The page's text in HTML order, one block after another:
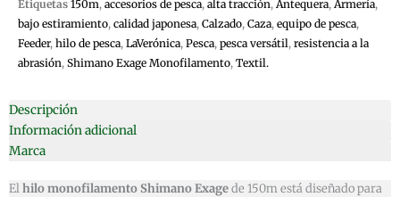
Etiquetas 150m, accesorios de pesca, alta tracción, Antequera, Armería,
bajo estiramiento, calidad japonesa, Calzado, Caza, equipo de pesca,
Feeder, hilo de pesca, LaVerónica, Pesca, pesca versátil, resistencia a la
abrasión, Shimano Exage Monofilamento, Textil.
Descripción
Información adicional
Marca
Elhilo monofilamento Shimano Exagede 150m está diseñado para